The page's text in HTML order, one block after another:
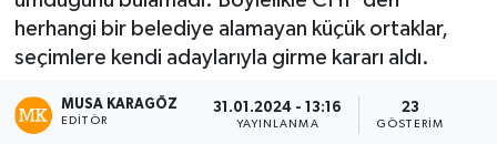
herhangi bir belediye alamayan küçük ortaklar,
seçimlere kendi adaylarıyla girme kararı aldı.
MUSA KARAGÖZ
EDITÖR
31.01.2024 - 13:16
YAYINLANMA
23
GÖSTERIM
Haber Arşivi